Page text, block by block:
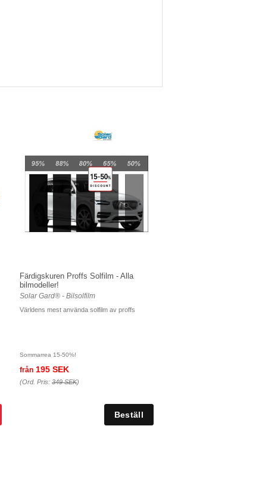
Färdigskuren Proffs Solfilm - Alla
bilmodeller!
Solar Gard® - Bilsolfilm
Världens mest använda solfilm av proffs
Sommarrea 15-50%!
från 195 SEK
(Ord. Pris: 349 SEK)